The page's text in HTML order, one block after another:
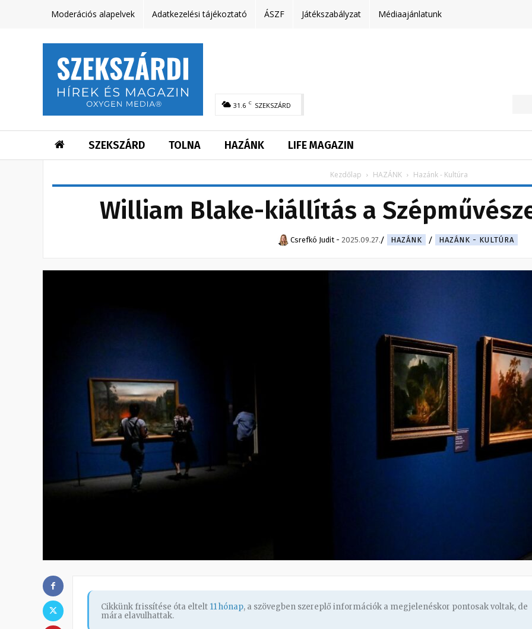
Moderációs alapelvek Adatkezelési tájékoztató ÁSZF Játékszabályzat Médiaajánlatunk
31.6 C SZEKSZÁRD
SZEKSZÁRD TOLNA HAZÁNK LIFE MAGAZIN
Kezdőlap HAZÁNK Hazánk - Kultúra
William Blake-kiállítás a
Csrefkó Judit - 2025.09.27. HAZÁNK HAZÁNK - KULTÚRA
Cikkünk frissítése óta eltelt 11 hónap, a szövegben szereplő információk a megjelenéskor pontosak voltak, de
mára elavulhattak.